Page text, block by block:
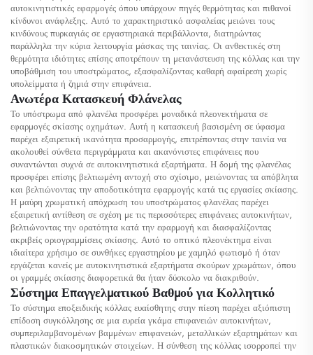
αυτοκινητιστικές εφαρμογές όπου υπάρχουν πηγές θερμότητας και πιθανοί
κίνδυνοι ανάφλεξης. Αυτό το χαρακτηριστικό ασφαλείας μειώνει τους
κινδύνους πυρκαγιάς σε εργαστηριακά περιβάλλοντα, διατηρώντας
παράλληλα την κύρια λειτουργία μάσκας της ταινίας. Οι ανθεκτικές στη
θερμότητα ιδιότητες επίσης αποτρέπουν τη μετανάστευση της κόλλας και την
υποβάθμιση του υποστρώματος, εξασφαλίζοντας καθαρή αφαίρεση χωρίς
υπολείμματα ή ζημιά στην επιφάνεια.
Ανωτέρα Κατασκευή Φλάνελας
Το υπόστρωμα από φλανέλα προσφέρει μοναδικά πλεονεκτήματα σε
εφαρμογές σκίασης οχημάτων. Αυτή η κατασκευή βασισμένη σε ύφασμα
παρέχει εξαιρετική ικανότητα προσαρμογής, επιτρέποντας στην ταινία να
ακολουθεί σύνθετα περιγράμματα και ακανόνιστες επιφάνειες που
συναντώνται συχνά σε αυτοκινητιστικά εξαρτήματα. Η δομή της φλανέλας
προσφέρει επίσης βελτιωμένη αντοχή στο σχίσιμο, μειώνοντας τα απόβλητα
και βελτιώνοντας την αποδοτικότητα εφαρμογής κατά τις εργασίες σκίασης.
Η μαύρη χρωματική απόχρωση του υποστρώματος φλανέλας παρέχει
εξαιρετική αντίθεση σε σχέση με τις περισσότερες επιφάνειες αυτοκινήτων,
βελτιώνοντας την ορατότητα κατά την εφαρμογή και διασφαλίζοντας
ακριβείς οριογραμμίσεις σκίασης. Αυτό το οπτικό πλεονέκτημα είναι
ιδιαίτερα χρήσιμο σε συνθήκες εργαστηρίου με χαμηλό φωτισμό ή όταν
εργάζεται κανείς με αυτοκινητιστικά εξαρτήματα σκούρων χρωμάτων, όπου
οι γραμμές σκίασης διαφορετικά θα ήταν δύσκολο να διακριθούν.
Σύστημα Επαγγελματικού Βαθμού για Κολλητικό
Το σύστημα εποξειδικής κόλλας ευαίσθητης στην πίεση παρέχει αξιόπιστη
επίδοση συγκόλλησης σε μια ευρεία γκάμα επιφανειών αυτοκινήτων,
συμπεριλαμβανομένων βαμμένων επιφανειών, μεταλλικών εξαρτημάτων και
πλαστικών διακοσμητικών στοιχείων. Η σύνθεση της κόλλας ισορροπεί την